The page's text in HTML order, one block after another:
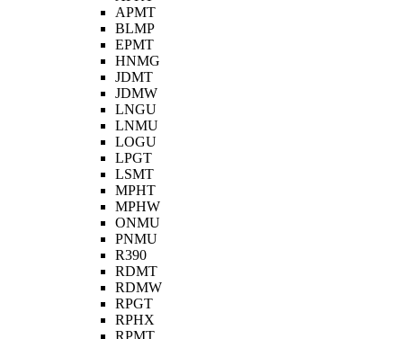
APMT
BLMP
EPMT
HNMG
JDMT
JDMW
LNGU
LNMU
LOGU
LPGT
LSMT
MPHT
MPHW
ONMU
PNMU
R390
RDMT
RDMW
RPGT
RPHX
RPMT